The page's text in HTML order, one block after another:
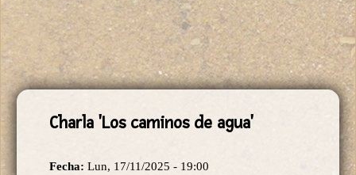
Charla 'Los caminos de agua'
Fecha: Lun, 17/11/2025 - 19:00